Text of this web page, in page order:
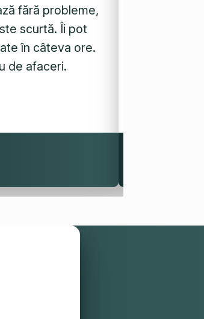
fără probleme,
scurtă. Îi pot
în câteva ore.
de afaceri.